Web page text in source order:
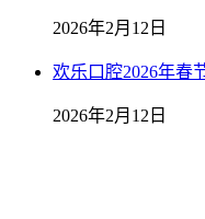
2026年2月12日
欢乐口腔2026年春
2026年2月12日